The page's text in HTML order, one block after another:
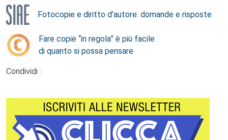
Fotocopie e diritto d’autore: domande e risposte
Fare copie “in regola” è più facile
di quanto si possa pensare
Condividi :